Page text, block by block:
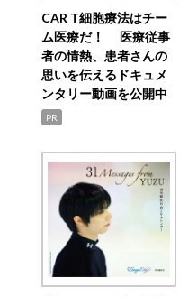
CAR T細胞療法はチー
ム医療だ！ 医療従事
者の情熱、患者さんの
思いを伝えるドキュメ
ンタリー動画を公開中
PR